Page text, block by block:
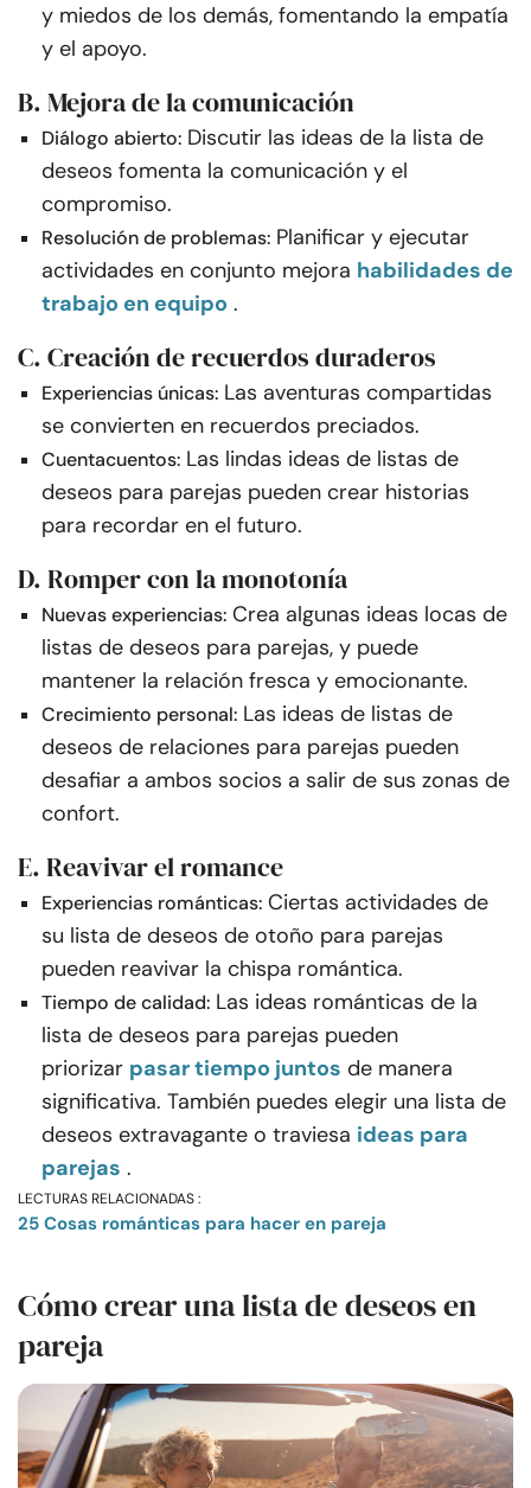
y miedos de los demás, fomentando la empatía
y el apoyo.
B. Mejora de la comunicación
Diálogo abierto: Discutir las ideas de la lista de
deseos fomenta la comunicación y el
compromiso.
Resolución de problemas: Planificar y ejecutar
actividades en conjunto mejora habilidades de
trabajo en equipo .
C. Creación de recuerdos duraderos
Experiencias únicas: Las aventuras compartidas
se convierten en recuerdos preciados.
Cuentacuentos: Las lindas ideas de listas de
deseos para parejas pueden crear historias
para recordar en el futuro.
D. Romper con la monotonía
Nuevas experiencias: Crea algunas ideas locas de
listas de deseos para parejas, y puede
mantener la relación fresca y emocionante.
Crecimiento personal: Las ideas de listas de
deseos de relaciones para parejas pueden
desafiar a ambos socios a salir de sus zonas de
confort.
E. Reavivar el romance
Experiencias románticas: Ciertas actividades de
su lista de deseos de otoño para parejas
pueden reavivar la chispa romántica.
Tiempo de calidad: Las ideas románticas de la
lista de deseos para parejas pueden
priorizar pasar tiempo juntos de manera
significativa. También puedes elegir una lista de
deseos extravagante o traviesa ideas para
parejas .
LECTURAS RELACIONADAS :
25 Cosas románticas para hacer en pareja
Cómo crear una lista de deseos en
pareja